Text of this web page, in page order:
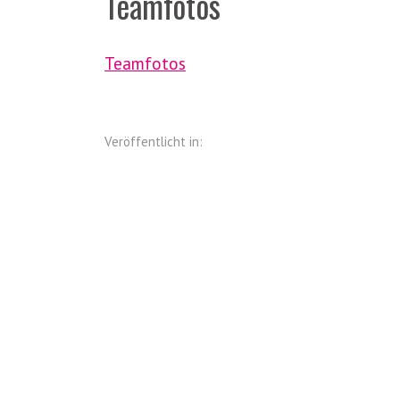
Teamfotos
Veröffentlicht in: